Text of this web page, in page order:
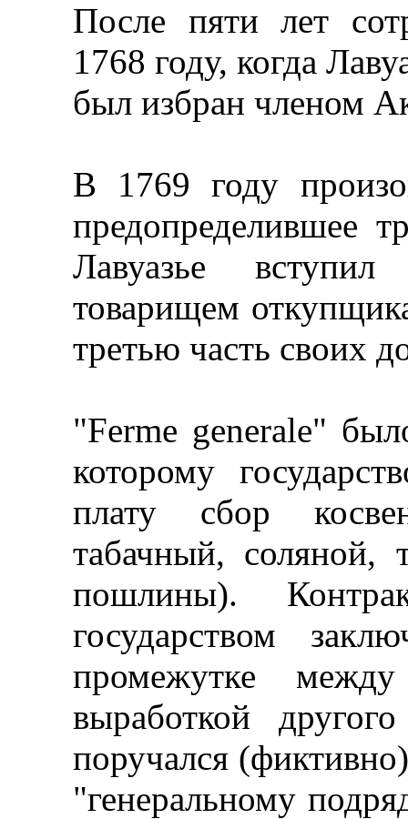
После пяти лет
1768 году, когда
был избран членом
В 1769 году
предопределившее
Лавуазье
товарищем
третью часть своих
"Ferme generale"
которому
плату сбор
табачный, соляной,
пошлины).
государством
промежутке
выработкой
поручался
"генеральному